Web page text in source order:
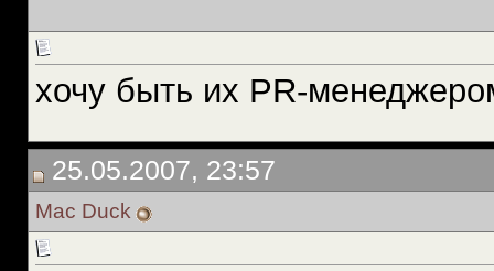
хочу быть их PR-
25.05.2007, 23:57
Mac Duck